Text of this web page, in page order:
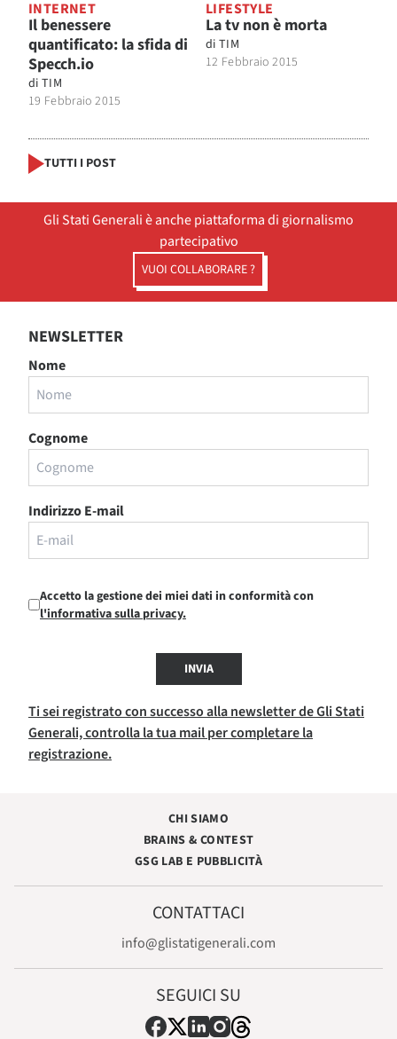
INTERNET
Il benessere
quantificato: la sfida di
Specch.io
di TIM
19 Febbraio 2015
LIFESTYLE
La tv non è morta
di TIM
12 Febbraio 2015
TUTTI I POST
Gli Stati Generali è anche piattaforma di giornalismo
partecipativo
VUOI COLLABORARE ?
NEWSLETTER
Nome
Cognome
Indirizzo E-mail
Accetto la gestione dei miei dati in conformità con
l'informativa sulla privacy.
INVIA
Ti sei registrato con successo alla newsletter de Gli Stati
Generali, controlla la tua mail per completare la
registrazione.
CHI SIAMO
BRAINS & CONTEST
GSG LAB E PUBBLICITÀ
CONTATTACI
info@glistatigenerali.com
SEGUICI SU